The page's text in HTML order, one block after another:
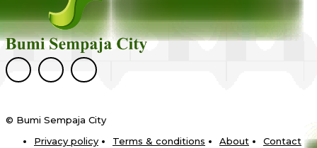
© Bumi Sempaja City
Privacy policy
Terms & conditions About Contact